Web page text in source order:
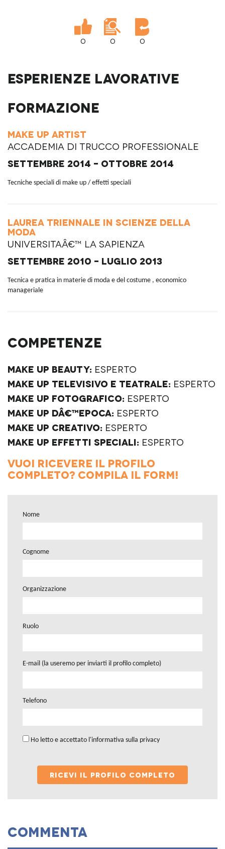
0 0 0
Esperienze lavorative
Formazione
Make up Artist
Accademia di Trucco Professionale
Settembre 2014 - Ottobre 2014
Tecniche speciali di make up / effetti speciali
Laurea Triennale in Scienze della
moda
Universitaâ€™ La Sapienza
Settembre 2010 - Luglio 2013
Tecnica e pratica in materie di moda e del costume , economico
manageriale
Competenze
Make up Beauty: Esperto
Make up Televisivo e Teatrale: Esperto
Make up Fotografico: Esperto
Make up dâ€™Epoca: Esperto
Make up Creativo: Esperto
Make up Effetti Speciali: Esperto
Vuoi ricevere il profilo
completo? Compila il form!
Nome
Cognome
Organizzazione
Ruolo
E-mail (la useremo per inviarti il profilo completo)
Telefono
Ho letto e accettato l'informativa sulla privacy
RICEVI IL PROFILO COMPLETO
Commenta